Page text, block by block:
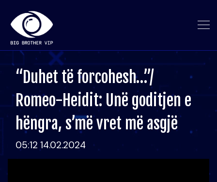
“Duhet të forcohesh…”/
Romeo-Heidit: Unë goditjen e
hëngra, s’më vret më asgjë
05:12 14.02.2024